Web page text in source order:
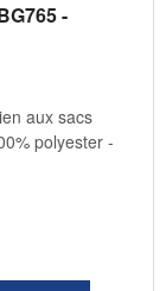
-
aux sacs
polyester -